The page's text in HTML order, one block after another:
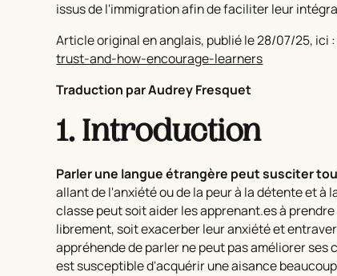
issus de l'immigration afin de faciliter leur
Article original en anglais, publié le 28/07/25, ici :
trust-and-how-encourage-learners
Traduction par Audrey Fresquet
1. Introduction
Parler une langue étrangère peut susciter
allant de l'anxiété ou de la peur à la détente et à
classe peut soit aider les apprenant.es à
librement, soit exacerber leur anxiété et
appréhende de parler ne peut pas améliorer
est susceptible d'acquérir une aisance